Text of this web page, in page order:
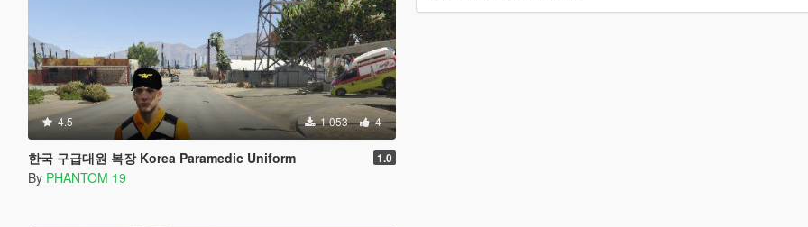
4.5 1 053 4
한국 구급대원 복장 Korea Paramedic Uniform 1.0
By PHANTOM 19